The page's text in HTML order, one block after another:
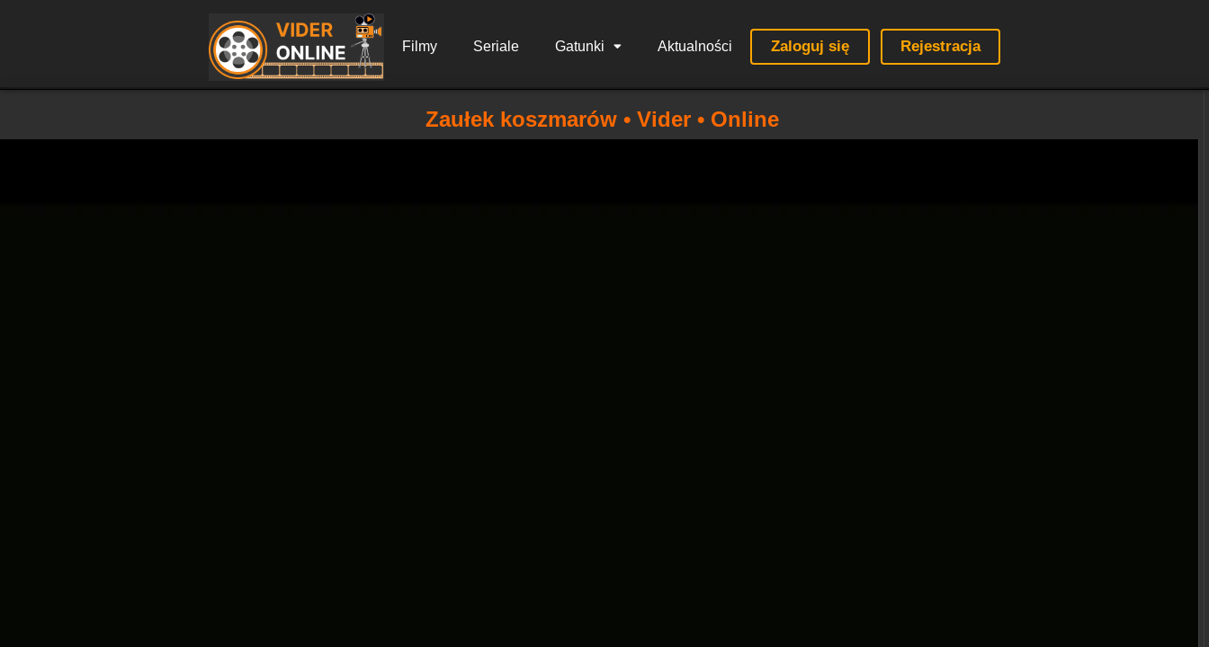
Filmy Seriale Gatunki Aktualności Zaloguj się Rejestracja
Zaułek koszmarów • Vider • Online